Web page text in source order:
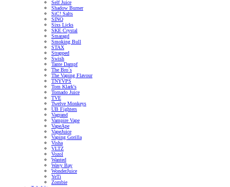
Self Juice
Shadow Burner
SiC! Salts
SINQ
Sixs Licks
SKE Crystal
Smaragd
Smoking Bull
STAX
Strapped
Swish
Tante Dampf
The Bro´s
The Vaping Flavour
TNYVPS
Tom Klark's
Tornado Juice
TVE
Twelve Monkeys
UB Fighters
Vagrand
Vampire Vape
VapeApe
VapeJuice
Vaping Gorilla
Visha
VLTZ
Vozol
Wanted
Wavy Bay
WonderJuice
YeTi
Zombie